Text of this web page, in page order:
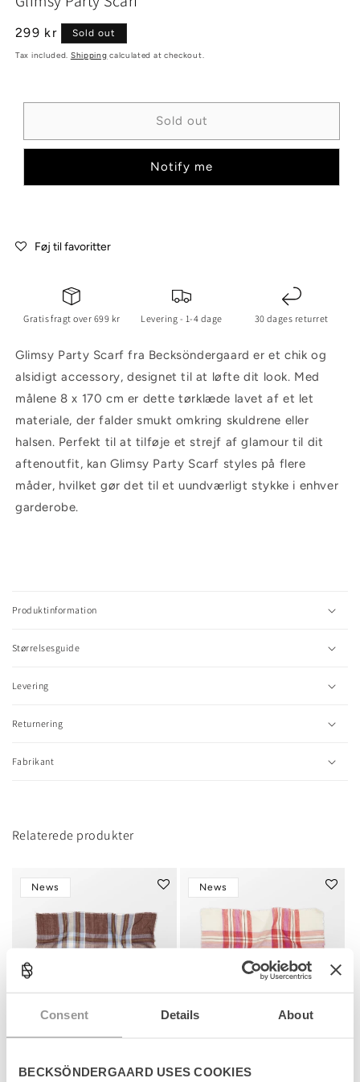
Consent Details About
BECKSÖNDERGAARD USES COOKIES
1
modal
Regular
price
299 kr Sold out
Tax included. Shipping calculated at checkout.
Sold out
Notify me
Føj til favoritter
Gratis fragt over 699 kr Levering - 1-4 dage 30 dages returret
Glimsy Party Scarf fra Becksöndergaard er et chik og
alsidigt accessory, designet til at løfte dit look. Med
målene 8 x 170 cm er dette tørklæde lavet af et let
materiale, der falder smukt omkring skuldrene eller
halsen. Perfekt til at tilføje et strejf af glamour til dit
aftenoutfit, kan Glimsy Party Scarf styles på flere
måder, hvilket gør det til et uundværligt stykke i enhver
garderobe.
l
a
i
l
c
o
n
Produktinformation
Størrelsesguide
Levering
Returnering
Fabrikant
Relaterede produkter
News News